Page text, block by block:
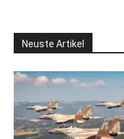
Neuste Artikel